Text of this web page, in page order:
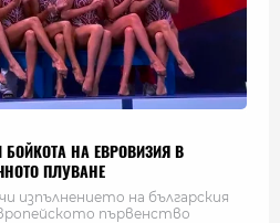
БОЙКОТА НА ЕВРОВИЗИЯ В
ПЛУВАНЕ
изпълнението на българския
първенство